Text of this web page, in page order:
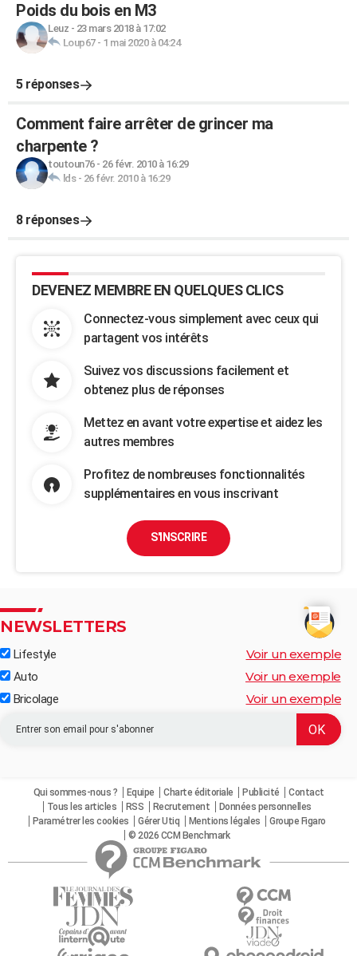
Poids du bois en M3
Leuz - 23 mars 2018 à 17:02
Loup67- 1 mai 2020 à 04:24
5 réponses
Comment faire arrêter de grincer ma
charpente ?
toutoun76- 26 févr. 2010 à 16:29
lds- 26 févr. 2010 à 16:29
8 réponses
DEVENEZ MEMBRE EN QUELQUES CLICS
Connectez-vous simplement avec ceux qui
partagent vos intérêts
Suivez vos discussions facilement et
obtenez plus de réponses
Mettez en avant votre expertise et aidez les
autres membres
Profitez de nombreuses fonctionnalités
supplémentaires en vous inscrivant
S'INSCRIRE
NEWSLETTERS
Lifestyle Voir un exemple
Auto Voir un exemple
Bricolage Voir un exemple
Qui sommes-nous ? Equipe Charte éditoriale Publicité
Contact
Tous les articles
RSS Recrutement
Données personnelles
Paramétrer les cookies
Gérer Utiq Mentions légales
Groupe Figaro
© 2026 CCM Benchmark